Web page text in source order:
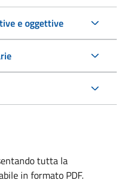
e oggettive
tutta la
in formato PDF.